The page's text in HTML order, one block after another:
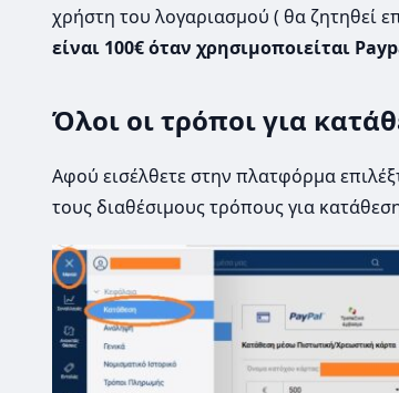
χρήστη του λογαριασμού ( θα ζητηθεί
είναι 100€ όταν χρησιμοποιείται
Όλοι οι τρόποι για
Αφού εισέλθετε στην πλατφόρμα
τους διαθέσιμους τρόπους για